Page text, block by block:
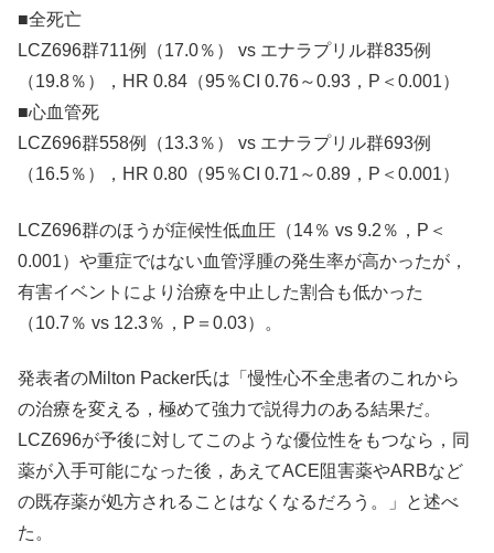
■全死亡
LCZ696群711例（17.0％） vs エナラプリル群835例
（19.8％），HR 0.84（95％CI 0.76～0.93，P＜0.001）
■心血管死
LCZ696群558例（13.3％） vs エナラプリル群693例
（16.5％），HR 0.80（95％CI 0.71～0.89，P＜0.001）
LCZ696群のほうが症候性低血圧（14％ vs 9.2％，P＜
0.001）や重症ではない血管浮腫の発生率が高かったが，
有害イベントにより治療を中止した割合も低かった
（10.7％ vs 12.3％，P＝0.03）。
発表者のMilton Packer氏は「慢性心不全患者のこれから
の治療を変える，極めて強力で説得力のある結果だ。
LCZ696が予後に対してこのような優位性をもつなら，同
薬が入手可能になった後，あえてACE阻害薬やARBなど
の既存薬が処方されることはなくなるだろう。」と述べ
た。